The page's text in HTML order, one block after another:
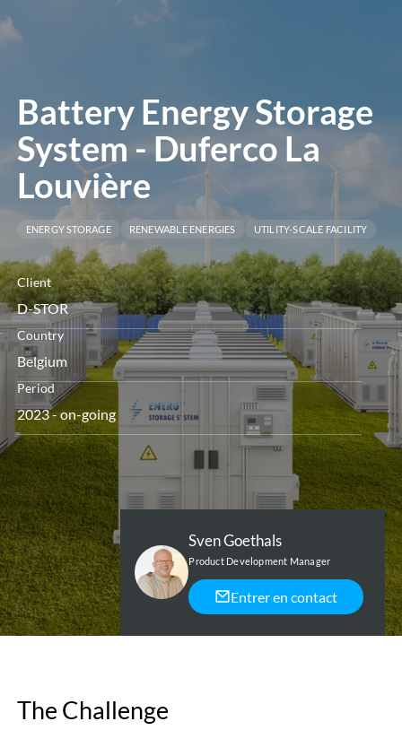
Battery Energy Storage
System - Duferco La
Louvière
ENERGY STORAGE RENEWABLE ENERGIES UTILITY-SCALE FACILITY
Client
D-STOR
Country
Belgium
Period
2023 - on-going
Sven Goethals
Product Development Manager
Entrer en contact
The Challenge